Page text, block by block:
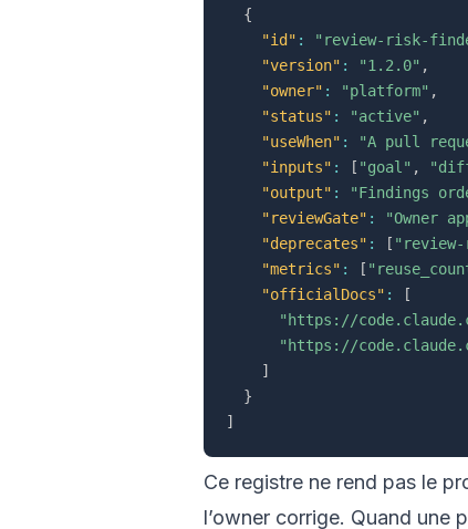
{
"id" : "review-risk-
"version" : "1.2.0" ,
"owner" : "platform" ,
"status" : "active" ,
"useWhen" : "A pull
"inputs" : [ "goal" ,
"output" : "Findings
"reviewGate" : "Owner
"deprecates" : [
"metrics" : [
"officialDocs" :
[
"https://
"https://
]
}
]
Ce registre ne rend pas le
l’owner corrige. Quand une